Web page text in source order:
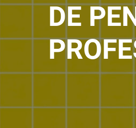
DE